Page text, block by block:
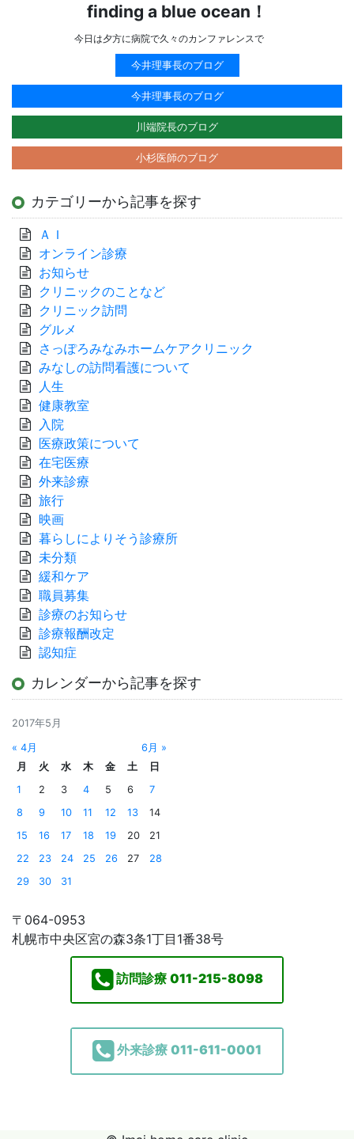
finding a blue ocean！
今日は夕方に病院で久々のカンファレンスで
今井理事長のブログ
今井理事長のブログ
川端院長のブログ
小杉医師のブログ
カテゴリーから記事を探す
ＡＩ
オンライン診療
お知らせ
クリニックのことなど
クリニック訪問
グルメ
さっぽろみなみホームケアクリニック
みなしの訪問看護について
人生
健康教室
入院
医療政策について
在宅医療
外来診療
旅行
映画
暮らしによりそう診療所
未分類
緩和ケア
職員募集
診療のお知らせ
診療報酬改定
認知症
カレンダーから記事を探す
2017年5月
« 4月
6月 »
月
火 水 木 金 土
日
1
2 3 4 5 6
7
8
9 10 11 12 13
14
15
16 17 18 19 20
21
22
23 24 25 26 27
28
29
30 31
〒064-0953
札幌市中央区宮の森3条1丁目1番38号
訪問診療 011-215-8098
外来診療 011-611-0001